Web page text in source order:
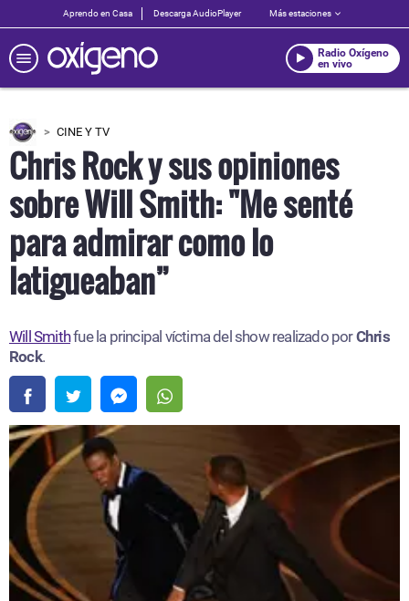
Aprendo en Casa Descarga AudioPlayer Más estaciones
Radio Oxígeno
en vivo
CINE Y TV
Chris Rock y sus opiniones
sobre Will Smith: "Me senté
para admirar como lo
latigueaban”
Will Smithfue la principal víctima del show realizado porChris
Rock.